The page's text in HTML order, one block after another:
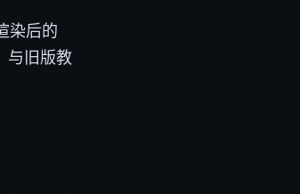
染后的
与旧版教